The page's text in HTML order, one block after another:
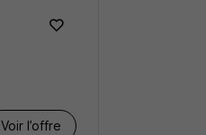
Voir l’offre